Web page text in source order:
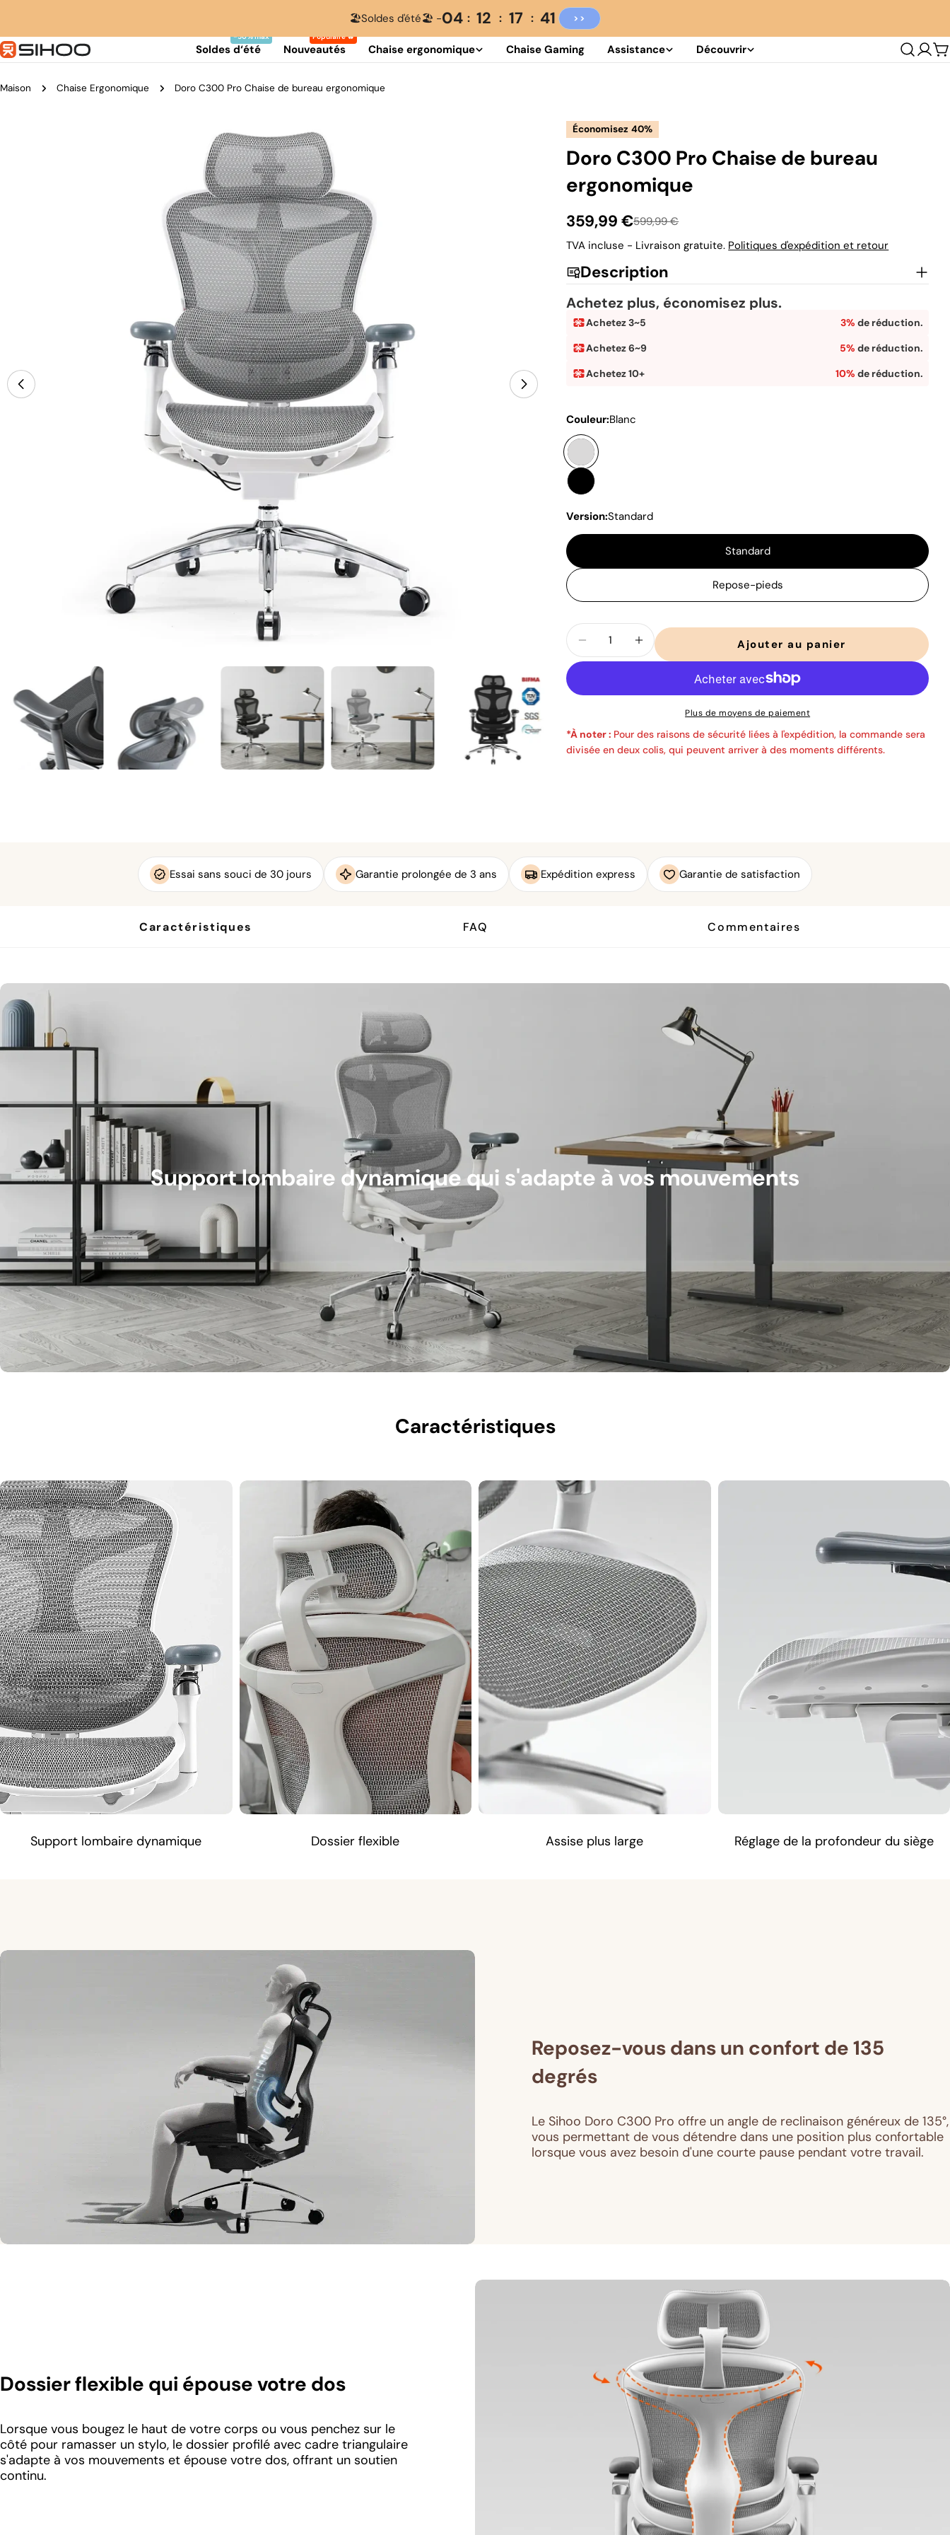
contenu
🏖️Soldes d'été🏖️ -04 12 17 40 >>
Soldes d‘été Nouveautés Chaise ergonomique Chaise Gaming Assistance Découvrir
Se
Maison Chaise Ergonomique Doro C300 Pro Chaise de bureau ergonomique
le média 12 en mode modal
Économisez 40%
Doro C300 Pro Chaise de bureau
ergonomique
Prix
de
vente
359,99 €
Prix
habituel
599,99 €
TVA incluse - Livraison gratuite. Politiques d'expédition et retour
Description
Achetez plus, économisez plus.
Achetez 3~5 3% de réduction.
Achetez 6~9
5% de réduction.
Achetez 10+
10% de réduction.
Couleur:Blanc
Version:Standard
Standard
Repose-pieds
Quantité
Diminuer la quantité pour Doro C300 Pro Chaise
Augmenter la quantité pour Doro C300
Ajouter au panier
Plus de moyens de paiement
*À noter : Pour des raisons de sécurité liées à l'expédition, la commande sera
divisée en deux colis, qui peuvent arriver à des moments différents.
Essai sans souci de 30 jours Garantie prolongée de 3 ans Expédition express Garantie de satisfaction
Caractéristiques FAQ Commentaires
Support lombaire dynamique qui s'adapte à vos mouvements
Caractéristiques
Support lombaire dynamique Dossier flexible Assise plus large Réglage de la profondeur du siège
Reposez-vous dans un confort de 135
degrés
Le Sihoo Doro C300 Pro offre un angle de reclinaison généreux de 135°,
vous permettant de vous détendre dans une position plus confortable
lorsque vous avez besoin d'une courte pause pendant votre travail.
Dossier flexible qui épouse votre dos
Lorsque vous bougez le haut de votre corps ou vous penchez sur le
côté pour ramasser un stylo, le dossier profilé avec cadre triangulaire
s'adapte à vos mouvements et épouse votre dos, offrant un soutien
continu.